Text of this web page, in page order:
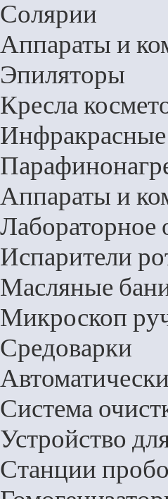
Солярии
Аппараты и
Эпиляторы
Кресла
Аппараты и
Лабораторное
Испарители
Масляные
Микроскоп
Средоварки
Система
Устройство
Станции